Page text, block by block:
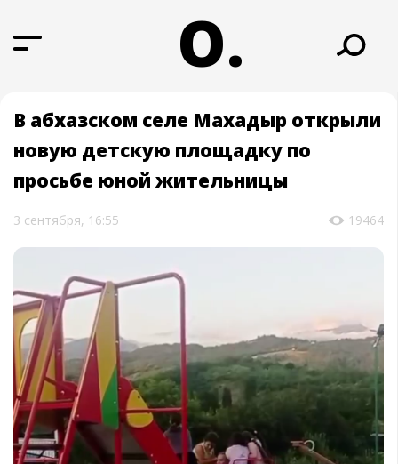
О.
В абхазском селе Махадыр открыли
новую детскую площадку по
просьбе юной жительницы
3 сентября, 16:55 19464